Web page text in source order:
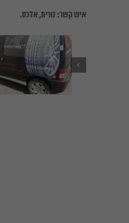
איש קשר: נורית, אלכס.